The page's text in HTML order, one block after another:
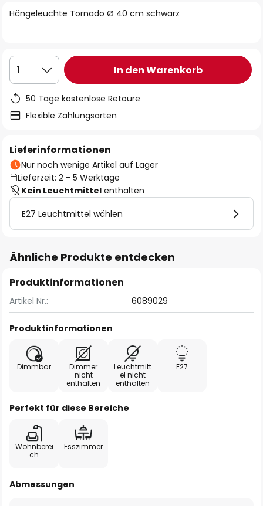
Hängeleuchte Tornado Ø 40 cm schwarz
1 In den Warenkorb
50 Tage kostenlose Retoure
Flexible Zahlungsarten
Lieferinformationen
Nur noch wenige Artikel auf Lager
Lieferzeit: 2 - 5 Werktage
Kein Leuchtmittel enthalten
E27 Leuchtmittel wählen
Ähnliche Produkte entdecken
Produktinformationen
Artikel Nr.: 6089029
Produktinformationen
Dimmbar
Dimmer
nicht
enthalten
Leuchtmitt
el nicht
enthalten
E27
Perfekt für diese Bereiche
Wohnberei
ch
Esszimmer
Abmessungen